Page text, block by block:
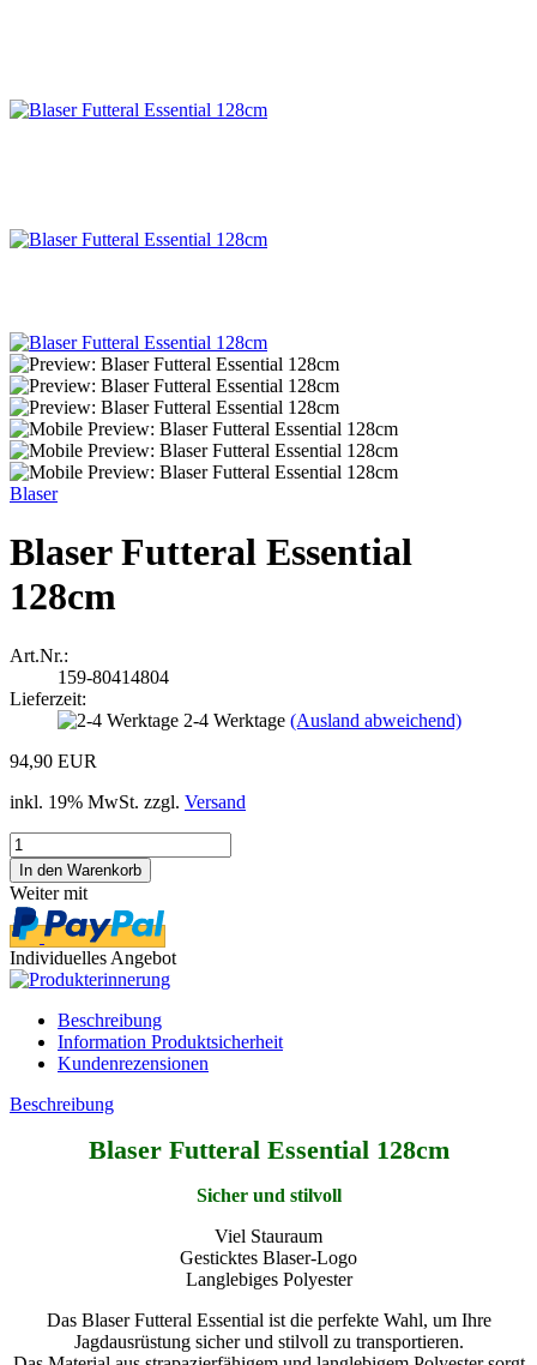
Blaser
Blaser Futteral Essential
128cm
Art.Nr.:
159-80414804
Lieferzeit:
2-4 Werktage (Ausland abweichend)
94,90 EUR
inkl. 19% MwSt. zzgl. Versand
Weiter mit
Individuelles Angebot
Beschreibung
Information Produktsicherheit
Kundenrezensionen
Beschreibung
Blaser Futteral Essential 128cm
Sicher und stilvoll
Viel Stauraum
Gesticktes Blaser-Logo
Langlebiges Polyester
Das Blaser Futteral Essential ist die perfekte Wahl, um Ihre
Jagdausrüstung sicher und stilvoll zu transportieren.